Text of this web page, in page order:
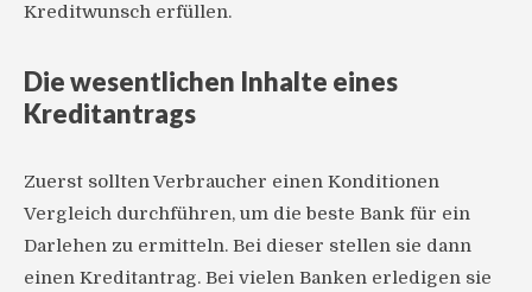
Kreditwunsch erfüllen.
Die wesentlichen Inhalte eines
Kreditantrags
Zuerst sollten Verbraucher einen Konditionen
Vergleich durchführen, um die beste Bank für ein
Darlehen zu ermitteln. Bei dieser stellen sie dann
einen Kreditantrag. Bei vielen Banken erledigen sie